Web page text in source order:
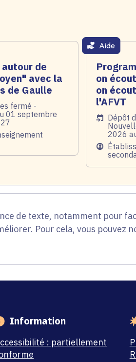
de
avec la
de Gaulle
fermé -
01 septembre
thématique
Aide
on
on
l'AFVT
Date de
Dépôt
2026
Public
de texte, notamment pour
Pour cela, vous pouvez
Information
: partiellement